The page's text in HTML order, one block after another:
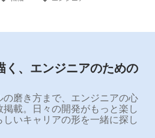
く、エンジニアのための
磨き方まで、エンジニアの心
載。日々の開発がもっと楽し
いキャリアの形を一緒に探し